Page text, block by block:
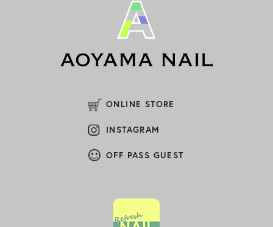
(11)
(2)
2020年1月 (3)
2019年11月
2019年10月
2019年9月
(2)
ONLINE STORE
INSTAGRAM
OFF PASS GUEST